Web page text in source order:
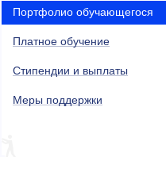
Портфолио обучающегося
Платное обучение
Стипендии и выплаты
Меры поддержки